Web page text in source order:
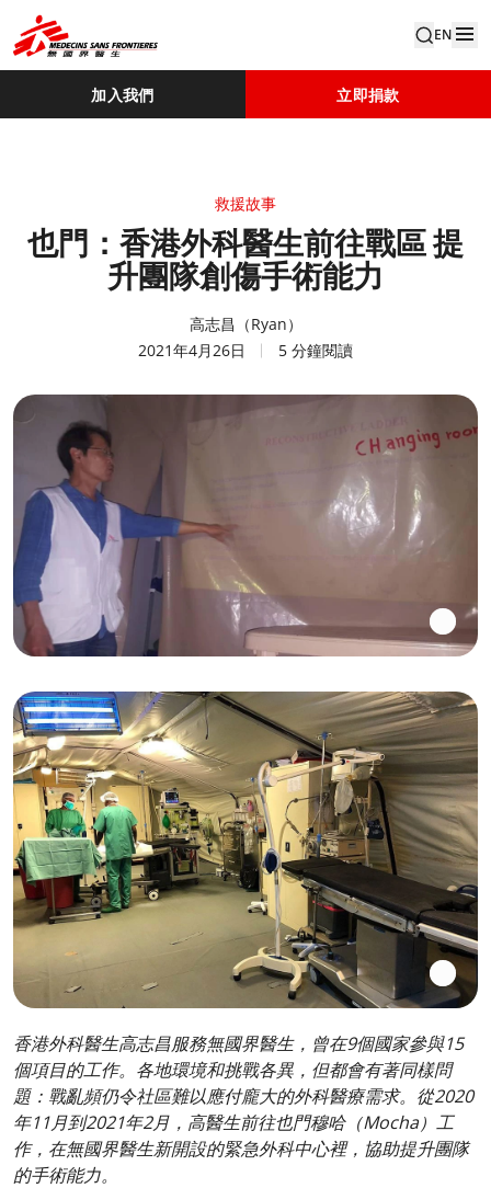
EN
加入我們 立即捐款
救援故事
也門：香港外科醫生前往戰區 提
升團隊創傷手術能力
高志昌（Ryan）
2021年4月26日
5 分鐘閱讀
香港外科醫生高志昌服務無國界醫生，曾在9個國家參與15
個項目的工作。各地環境和挑戰各異，但都會有著同樣問
題：戰亂頻仍令社區難以應付龐大的外科醫療需求。從2020
年11月到2021年2月，高醫生前往也門穆哈（Mocha）工
作，在無國界醫生新開設的緊急外科中心裡，協助提升團隊
的手術能力。